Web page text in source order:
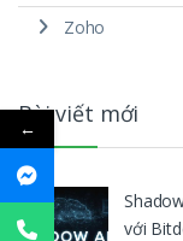
Zoho
Bài viết mới
với
←